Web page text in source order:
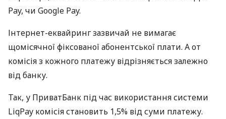
Pay, чи Google Pay.
Інтернет-еквайринг зазвичай не вимагає
щомісячної фіксованої абонентської плати. А от
комісія з кожного платежу відрізняється залежно
від банку.
Так, у ПриватБанк під час використання системи
LiqPay комісія становить 1,5% від суми платежу.